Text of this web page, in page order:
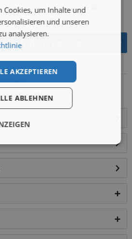
Tage zzgl. Versandlaufzeit
08:00 Uhr
In den
Cookies, um Inhalte und
und unseren
analysieren.
AKZEPTIEREN
ABLEHNEN